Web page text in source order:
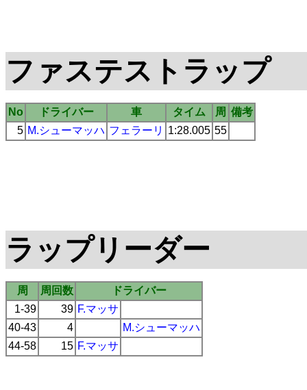
ファステストラップ
No ドライバー 車 タイム 周 備考
5 M.シューマッハ フェラーリ 1:28.005 55
ラップリーダー
周 周回数
ドライバー
1-39
39 F.マッサ
40-43
4
M.シューマッハ
44-58
15 F.マッサ